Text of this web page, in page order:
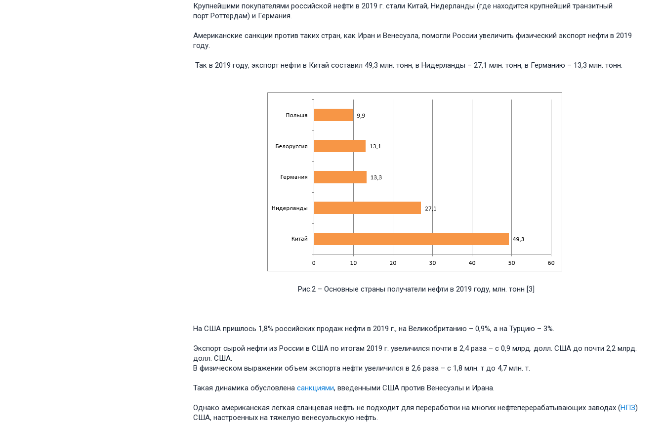
Крупнейшими покупателями российской нефти в 2019 г. стали Китай, Нидерланды (где находится крупнейший транзитный
порт Роттердам) и Германия.
Американские санкции против таких стран, как Иран и Венесуэла, помогли России увеличить физический экспорт нефти в 2019
году.
Так в 2019 году, экспорт нефти в Китай составил 49,3 млн. тонн, в Нидерланды – 27,1 млн. тонн, в Германию – 13,3 млн. тонн.
Рис.2 – Основные страны получатели нефти в 2019 году, млн. тонн [3]
На США пришлось 1,8% российских продаж нефти в 2019 г., на Великобританию – 0,9%, а на Турцию – 3%.
Экспорт сырой нефти из России в США по итогам 2019 г. увеличился почти в 2,4 раза – с 0,9 млрд. долл. США до почти 2,2 млрд.
долл. США.
В физическом выражении объем экспорта нефти увеличился в 2,6 раза – с 1,8 млн. т до 4,7 млн. т.
Такая динамика обусловлена санкциями, введенными США против Венесуэлы и Ирана.
Однако американская легкая сланцевая нефть не подходит для переработки на многих нефтеперерабатывающих заводах (НПЗ)
США, настроенных на тяжелую венесуэльскую нефть.